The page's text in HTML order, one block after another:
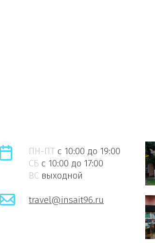
travel@insait96.ru
ПН-ПТ c 10:00 до 19:00
СБ c 10:00 до 17:00
ВС выходной